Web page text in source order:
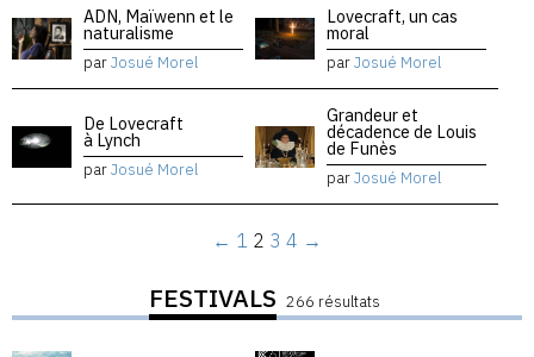
ADN, Maïwenn et le
naturalisme
parJosué Morel
Lovecraft, un cas
moral
parJosué Morel
De Lovecraft
à Lynch
parJosué Morel
Grandeur et
décadence de Louis
de Funès
parJosué Morel
← 1 2 3 4 →
FESTIVALS 266 résultats